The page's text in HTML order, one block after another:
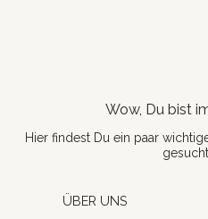
Wow, Du bist
Hier findest Du ein paar
ÜBER UNS